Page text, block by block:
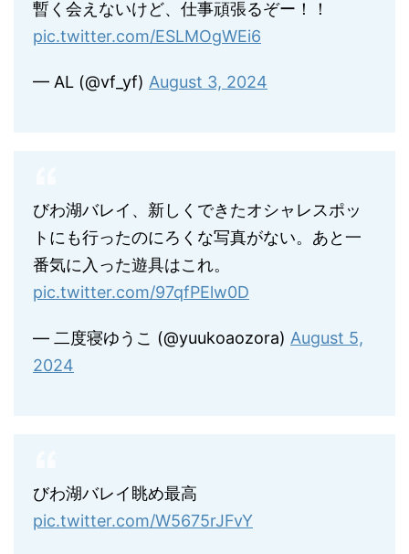
暫く会えないけど、仕事頑張るぞー！！
pic.twitter.com/ESLMOgWEi6
— AL (@vf_yf) August 3, 2024
びわ湖バレイ、新しくできたオシャレスポッ
トにも行ったのにろくな写真がない。あと一
番気に入った遊具はこれ。
pic.twitter.com/97qfPElw0D
— 二度寝ゆうこ (@yuukoaozora) August 5,
2024
びわ湖バレイ眺め最高
pic.twitter.com/W5675rJFvY